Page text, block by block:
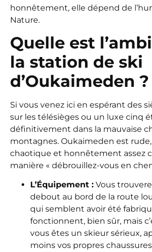
honnêtement, elle dépend de
Nature.
Quelle est
la station de ski
d’Oukaimeden ?
Si vous venez ici en espérant des
sur les télésièges ou un luxe cinq
définitivement dans la mauvaise
montagnes. Oukaimeden est
chaotique et honnêtement assez
manière « débrouillez-vous en
L’Équipement : Vous
debout au bord de la route
qui semblent avoir été
fonctionnent, bien sûr, mais
vous êtes un skieur sérieux,
moins vos propres